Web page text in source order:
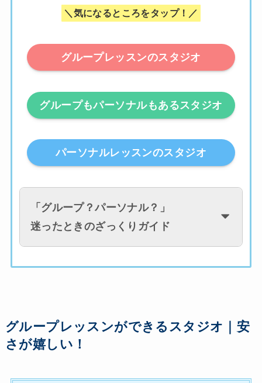
＼気になるところをタップ！／
グループレッスンのスタジオ
グループもパーソナルもあるスタジオ
パーソナルレッスンのスタジオ
「 グループ？パーソナル？ 」
迷ったときのざっくりガイド
グループレッスンができるスタジオ｜安
さが嬉しい！